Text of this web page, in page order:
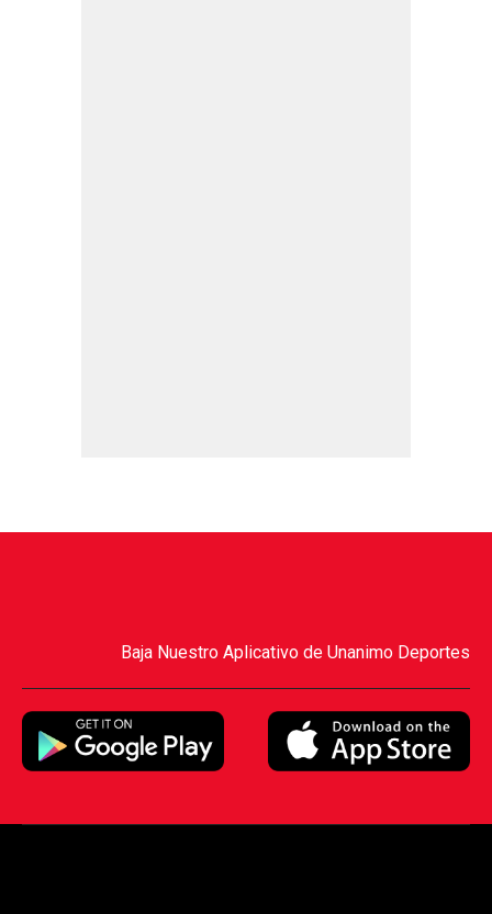
Baja Nuestro Aplicativo de Unanimo Deportes